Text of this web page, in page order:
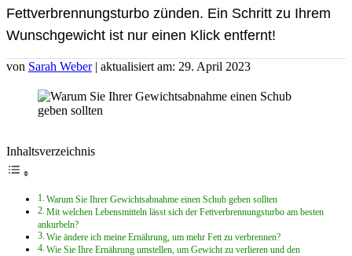
Fettverbrennungsturbo zünden. Ein Schritt zu Ihrem
Wunschgewicht ist nur einen Klick entfernt!
von Sarah Weber | aktualisiert am: 29. April 2023
Inhaltsverzeichnis
Warum Sie Ihrer Gewichtsabnahme einen Schub geben sollten
Mit welchen Lebensmitteln lässt sich der Fettverbrennungsturbo am besten
ankurbeln?
Wie ändere ich meine Ernährung, um mehr Fett zu verbrennen?
Wie Sie Ihre Ernährung umstellen, um Gewicht zu verlieren und den